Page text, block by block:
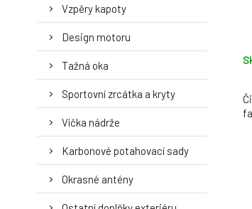
Vzpěry kapoty
Design motoru
Tažná oka
Sportovní zrcátka a kryty
Víčka nádrže
Karbonové potahovací sady
Okrasné antény